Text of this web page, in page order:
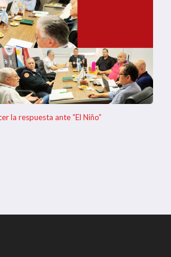
la respuesta ante “El Niño”